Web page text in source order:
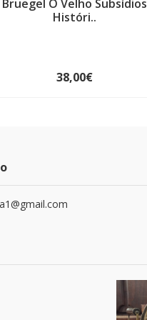
Bruegel O Velho Subsídios
Históri..
38,00€